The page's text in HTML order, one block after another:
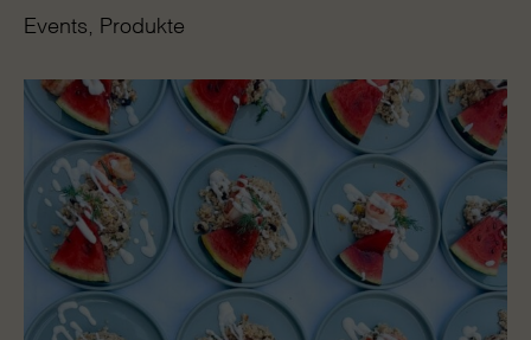
Events Produkte